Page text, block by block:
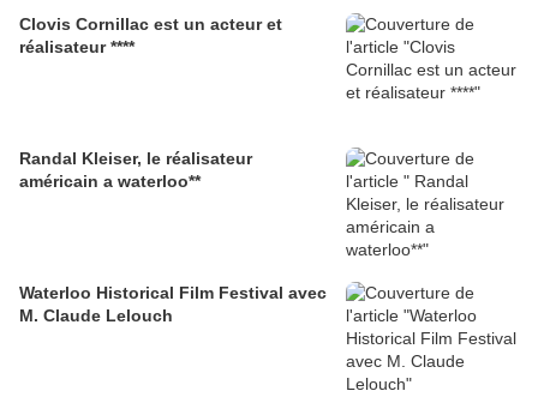
Clovis Cornillac est un acteur et
réalisateur ****
Randal Kleiser, le réalisateur
américain a waterloo**
Waterloo Historical Film Festival avec
M. Claude Lelouch